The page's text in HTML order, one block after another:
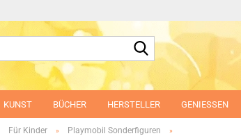
Suche...
KUNST BÜCHER HERSTELLER GENIESSEN
Für Kinder » Playmobil Sonderfiguren »